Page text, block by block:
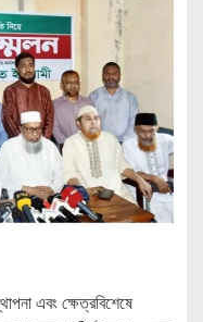
এবং ক্ষেত্রবিশেষে